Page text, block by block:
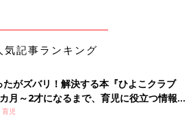
記事ランキング
たがズバリ！解決する本『ひよこクラブ
～2才になるまで、育児に役立つ情報が
育児